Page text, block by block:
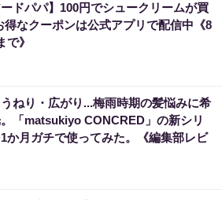
ードパパ】100円でシュークリームが買
得なクーポンは公式アプリで配信中《8
で》
うねり・広がり...梅雨時期の髪悩みに希
「matsukiyo CONCRED」の新シリ
か月ガチで使ってみた。《編集部レビ